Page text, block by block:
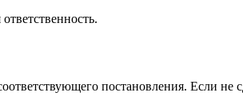
постановления. Если не